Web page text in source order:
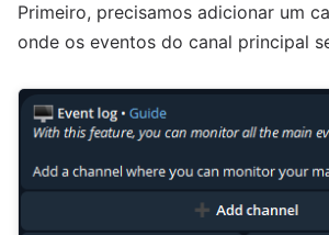
Primeiro, precisamos adicionar um
onde os eventos do canal principal